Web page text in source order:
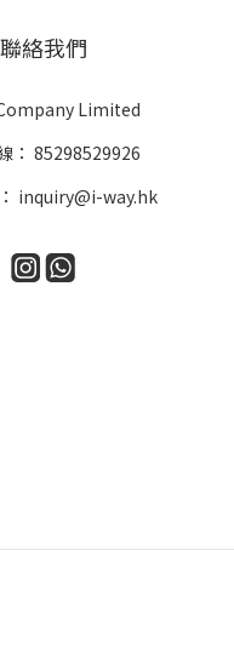
聯絡我們
Limited
：85298529926
inquiry@i-way.hk